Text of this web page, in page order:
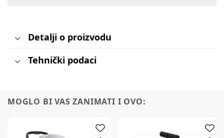
Detalji o proizvodu
Tehnički podaci
MOGLO BI VAS ZANIMATI I OVO: